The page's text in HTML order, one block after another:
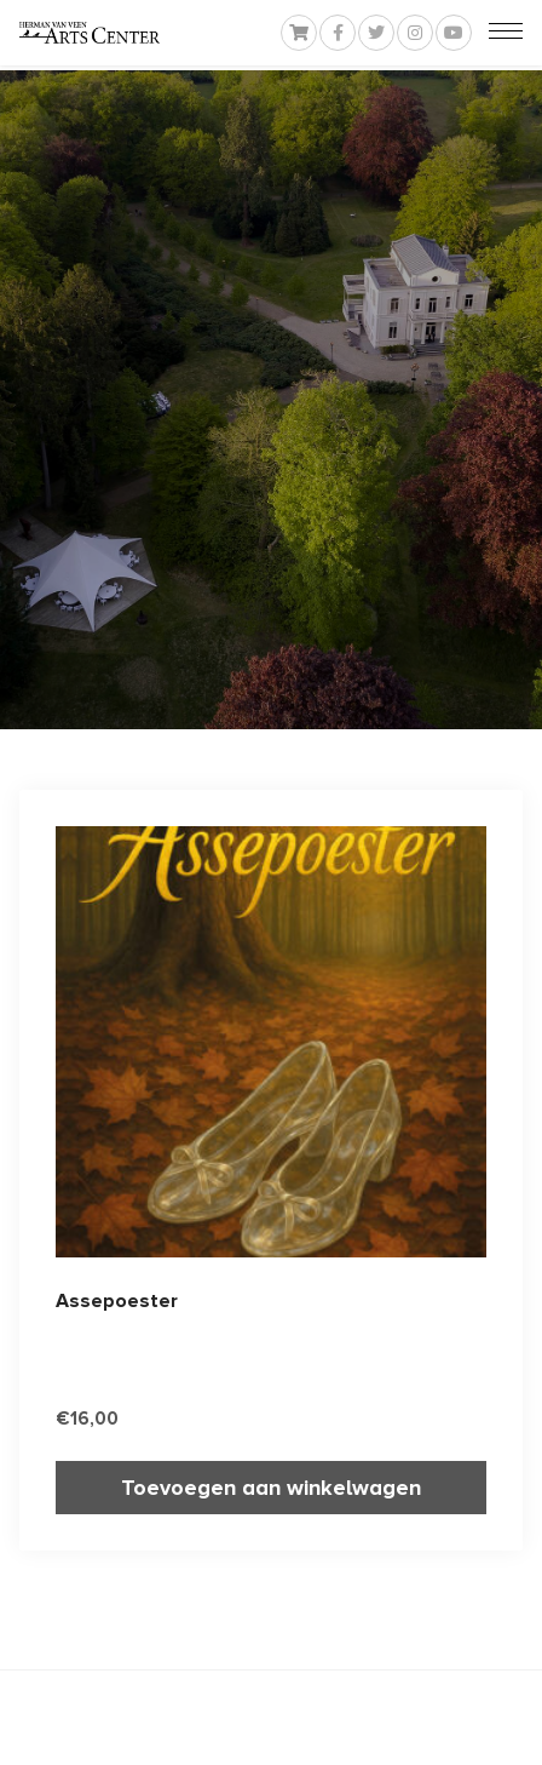
Assepoester
€16,00
Toevoegen aan winkelwagen